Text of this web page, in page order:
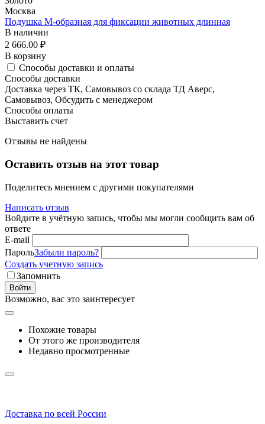
Москва
Подушка М-образная для фиксации животных длинная
В наличии
2 666.00 ₽
В корзину
Способы доставки и оплаты
Способы доставки
Доставка через ТК, Самовывоз со склада ТД Аверс,
Самовывоз, Обсудить с менеджером
Способы оплаты
Выставить счет
Отзывы не найдены
Оставить отзыв на этот товар
Поделитесь мнением с другими покупателями
Написать отзыв
Войдите в учётную запись, чтобы мы могли сообщить вам об
ответе
E-mail
ПарольЗабыли пароль?
Создать учетную запись
Запомнить
Войти
Возможно, вас это заинтересует
Похожие товары
От этого же производителя
Недавно просмотренные
Доставка по всей России